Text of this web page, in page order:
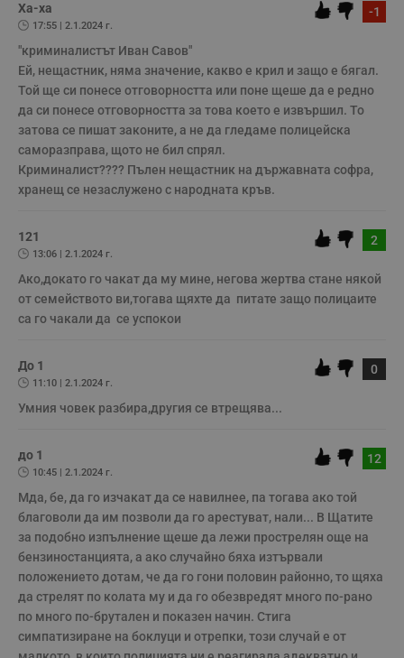
-1
Ха-ха
17:55 | 2.1.2024 г.
"криминалистът Иван Савов"
Ей, нещастник, няма значение, какво е крил и защо е бягал.
Той ще си понесе отговорността или поне щеше да е редно
да си понесе отговорността за това което е извършил. То
затова се пишат законите, а не да гледаме полицейска
саморазправа, щото не бил спрял.
Криминалист???? Пълен нещастник на държавната софра,
хранещ се незаслужено с народната кръв.
2
121
13:06 | 2.1.2024 г.
Ако,докато го чакат да му мине, негова жертва стане някой
от семейството ви,тогава щяхте да  питате защо полицаите
са го чакали да  се успокои
0
До 1
11:10 | 2.1.2024 г.
Умния човек разбира,другия се втрещява...
12
до 1
10:45 | 2.1.2024 г.
Мда, бе, да го изчакат да се навилнее, па тогава ако той
благоволи да им позволи да го арестуват, нали... В Щатите
за подобно изпълнение щеше да лежи прострелян още на
бензиностанцията, а ако случайно бяха изтървали
положението дотам, че да го гони половин районно, то щяха
да стрелят по колата му и да го обезвредят много по-рано
по много по-брутален и показен начин. Стига
симпатизиране на боклуци и отрепки, този случай е от
Строго необходимо
Ефективност
Таргетиране
Функционалност
Некласифицирани
Строго необходимите бисквитки позволяват основната
бисквитки.
Име Доставчик/Домейн
Валиден
__RequestVerificationToken
VISITOR_PRIVACY_METADATA
YouTube
5 месеца